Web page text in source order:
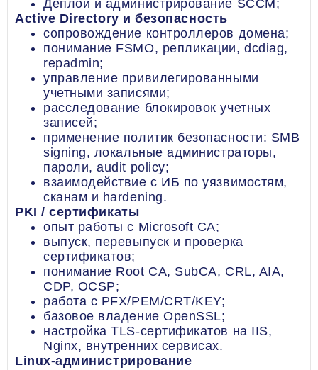
Деплой и администрирование SCCM;
Active Directory и безопасность
сопровождение контроллеров домена;
понимание FSMO, репликации, dcdiag,
repadmin;
управление привилегированными
учетными записями;
расследование блокировок учетных
записей;
применение политик безопасности: SMB
signing, локальные администраторы,
пароли, audit policy;
взаимодействие с ИБ по уязвимостям,
сканам и hardening.
PKI / сертификаты
опыт работы с Microsoft CA;
выпуск, перевыпуск и проверка
сертификатов;
понимание Root CA, SubCA, CRL, AIA,
CDP, OCSP;
работа с PFX/PEM/CRT/KEY;
базовое владение OpenSSL;
настройка TLS-сертификатов на IIS,
Nginx, внутренних сервисах.
Linux-администрирование